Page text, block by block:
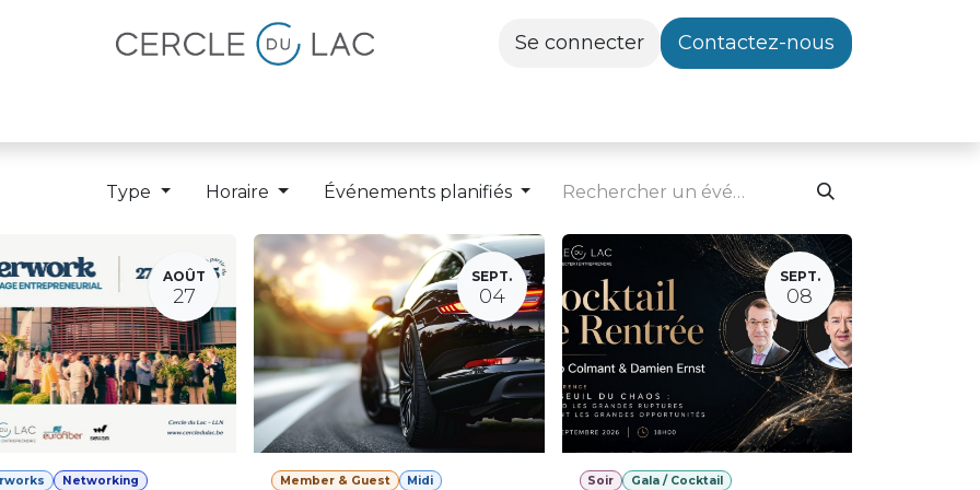
Se connecter Contactez-nous
Type Horaire Événements planifiés
AOÛT
27
Networking
SEPT.
04
Member & Guest
Midi
SEPT.
08
Soir Gala / Cocktail